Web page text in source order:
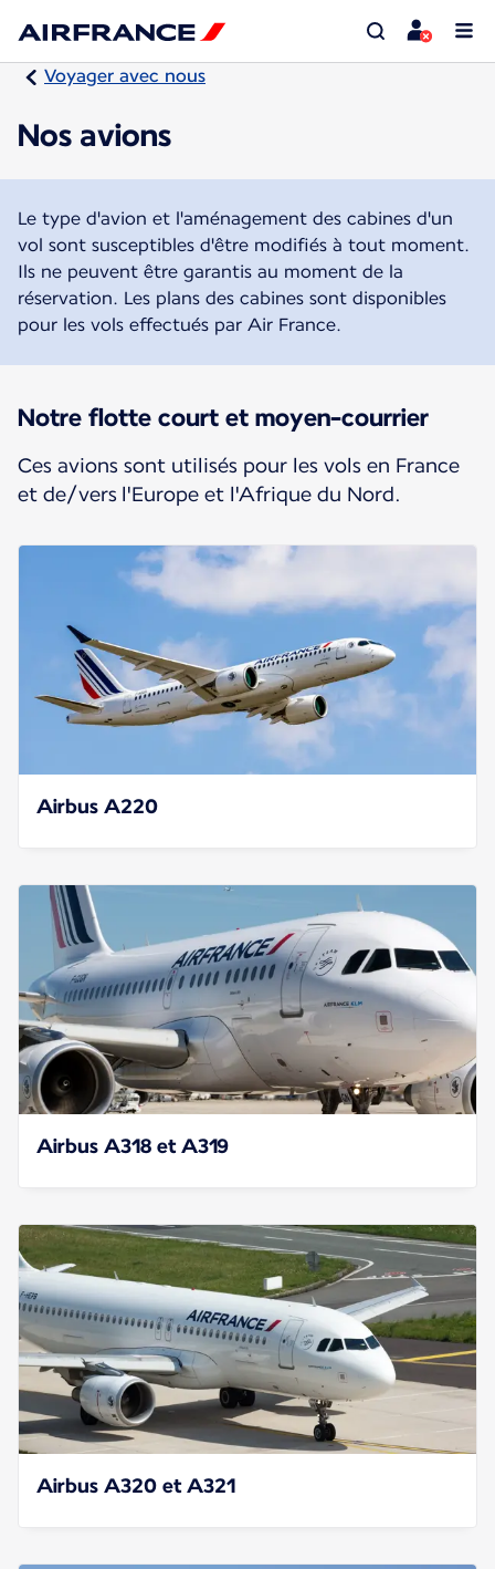
Voyager avec nous
Nos avions
Le type d'avion et l'aménagement des cabines d'un
vol sont susceptibles d'être modifiés à tout moment.
Ils ne peuvent être garantis au moment de la
réservation. Les plans des cabines sont disponibles
pour les vols effectués par Air France.
Notre flotte court et moyen-courrier
Ces avions sont utilisés pour les vols en France
et de/vers l'Europe et l'Afrique du Nord.
Airbus A220
Airbus A318 et A319
Airbus A320 et A321